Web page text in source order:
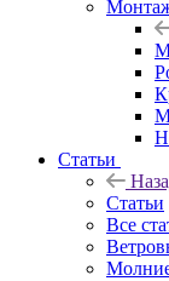
Статьи
Статьи
Все